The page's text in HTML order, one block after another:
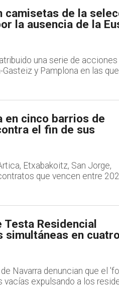
camisetas de la
la ausencia de la
una serie de acciones
y Pamplona en las
en cinco barrios de
el fin de sus
Etxabakoitz, San Jorge,
que vencen entre
Residencial
simultáneas en
Navarra denuncian que el
vacías expulsando a los